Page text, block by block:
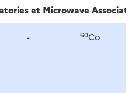
et Microwave
- 60Co